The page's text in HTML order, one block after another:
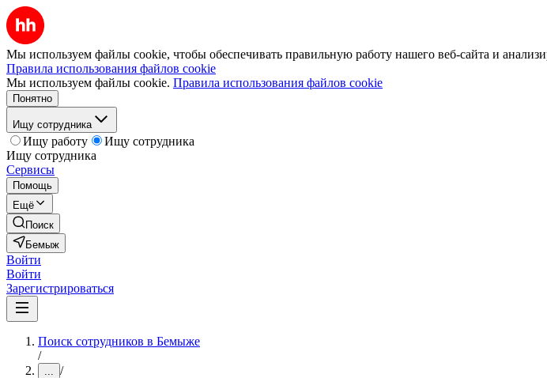
Мы используем файлы cookie, чтобы обеспечивать правильную работу нашего веб-сайта и
Правила использования файлов cookie
Мы используем файлы cookie. Правила использования файлов cookie
Понятно
Ищу сотрудника
Ищу работу
Ищу сотрудника
Ищу сотрудника
Сервисы
Помощь
Ещё
Поиск
Бемыж
Войти
Войти
Зарегистрироваться
Поиск сотрудников в Бемыже
/
... /